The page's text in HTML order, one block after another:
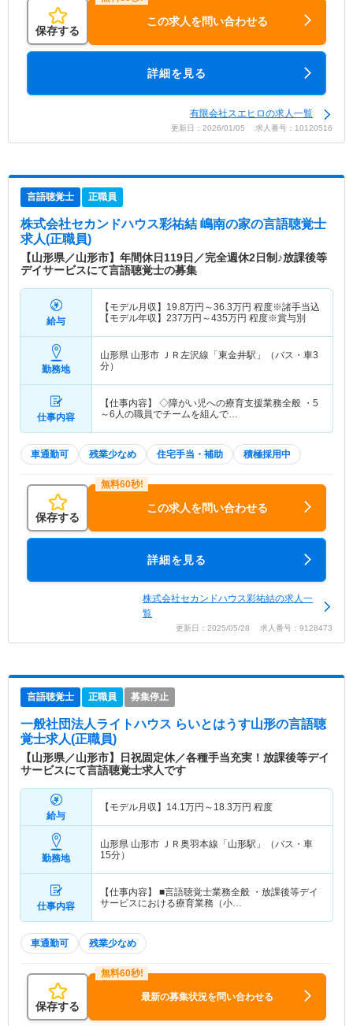
保存する
この求人を問い合わせる
詳細を見る
有限会社スエヒロの求人一覧
更新日：2026/01/05 求人番号：10120516
言語聴覚士 正職員
株式会社セカンドハウス彩祐結 嶋南の家の言語聴覚士
求人(正職員)
【山形県／山形市】年間休日119日／完全週休2日制♪放課後等
デイサービスにて言語聴覚士の募集
給与
【モデル月収】 19.8万円～36.3万円 程度※諸手当込
【モデル年収】 237万円～435万円 程度※賞与別
勤務地
山形県 山形市 ＪＲ左沢線「東金井駅」（バス・車3
分）
仕事内容
【仕事内容】 ◇障がい児への療育支援業務全般 ・5
～6人の職員でチームを組んで…
車通勤可 残業少なめ 住宅手当・補助 積極採用中
保存する
この求人を問い合わせる
詳細を見る
株式会社セカンドハウス彩祐結の求人一
覧
更新日：2025/05/28 求人番号：9128473
言語聴覚士 正職員 募集停止
一般社団法人ライトハウス らいとはうす山形の言語聴
覚士求人(正職員)
【山形県／山形市】日祝固定休／各種手当充実！放課後等デイ
サービスにて言語聴覚士求人です
給与
【モデル月収】 14.1万円～ 18.3万円 程度
勤務地
山形県 山形市 ＪＲ奥羽本線「山形駅」（バス・車
15分）
仕事内容
【仕事内容】 ■言語聴覚士業務全般 ・放課後等デイ
サービスにおける療育業務（小…
車通勤可 残業少なめ
保存する
最新の募集状況を問い合わせる